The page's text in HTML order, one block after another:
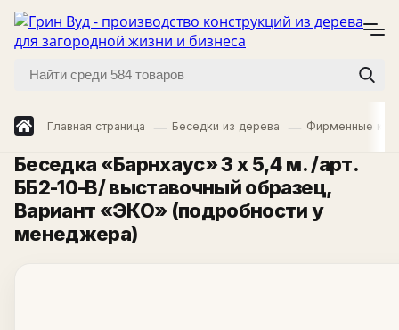
Главная страница Беседки из дерева Фирменные
Беседка «Барнхаус» 3 х 5,4 м. /арт.
ББ2-10-В/ выставочный образец,
Вариант «ЭКО» (подробности у
менеджера)